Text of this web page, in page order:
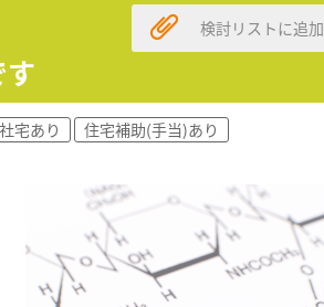
。
検討リストに追加
宅あり
住宅補助(手当)あり